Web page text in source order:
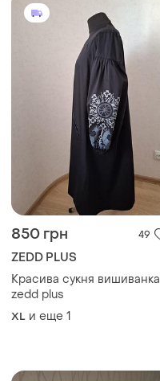
850 грн 49
ZEDD PLUS
Красива сукня вишиванка
zedd plus
XL и еще 1